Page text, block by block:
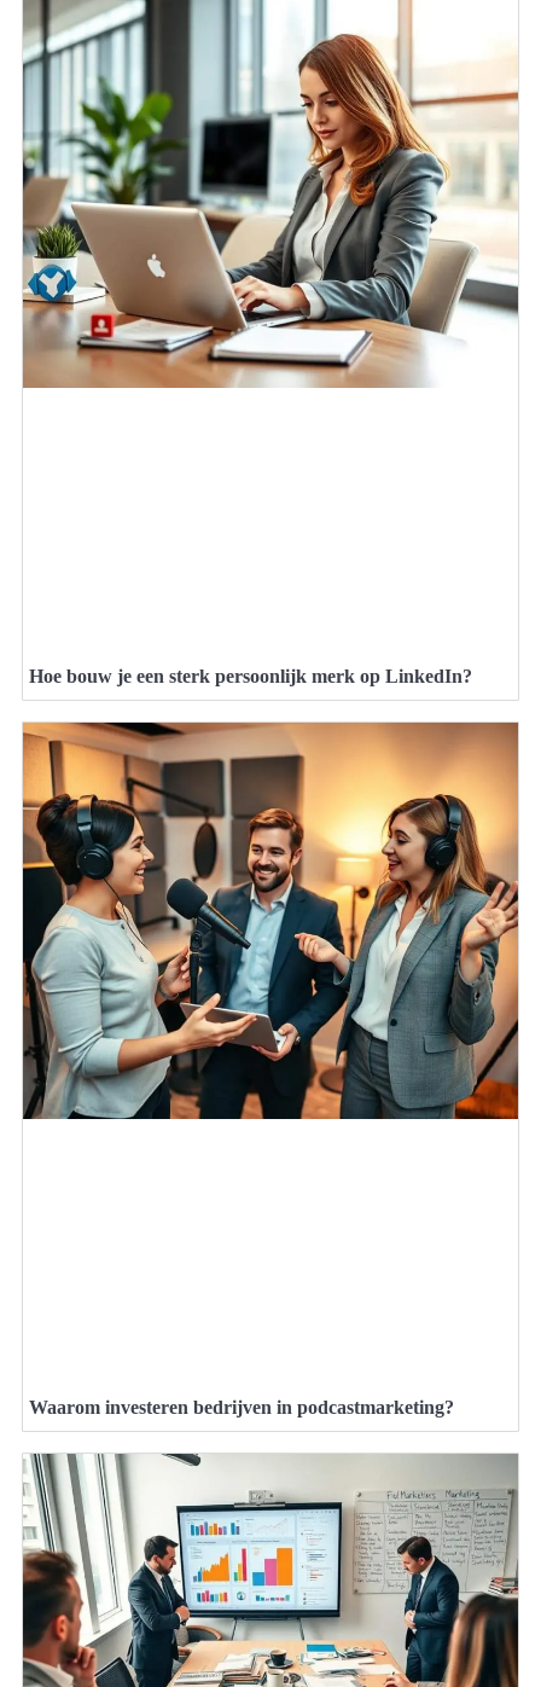
Hoe bouw je een sterk persoonlijk merk op LinkedIn?
Waarom investeren bedrijven in podcastmarketing?